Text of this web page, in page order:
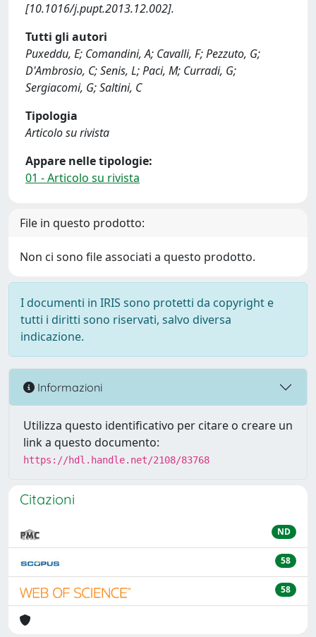
[10.1016/j.pupt.2013.12.002].
Tutti gli autori
Puxeddu, E; Comandini, A; Cavalli, F; Pezzuto, G;
D'Ambrosio, C; Senis, L; Paci, M; Curradi, G;
Sergiacomi, G; Saltini, C
Tipologia
Articolo su rivista
Appare nelle tipologie:
01 - Articolo su rivista
File in questo prodotto:
Non ci sono file associati a questo prodotto.
I documenti in IRIS sono protetti da copyright e
tutti i diritti sono riservati, salvo diversa
indicazione.
Informazioni
Utilizza questo identificativo per citare o creare un
link a questo documento:
https://hdl.handle.net/2108/83768
Citazioni
ND
58
58